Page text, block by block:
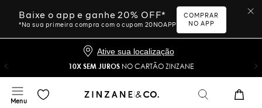
Baixe o app e ganhe 20% OFF*
*Na sua primeira compra com o cupom 20NOAPP
COMPRAR
NO APP
Ative sua localização
10X SEM JUROS NO CARTÃO ZINZANE